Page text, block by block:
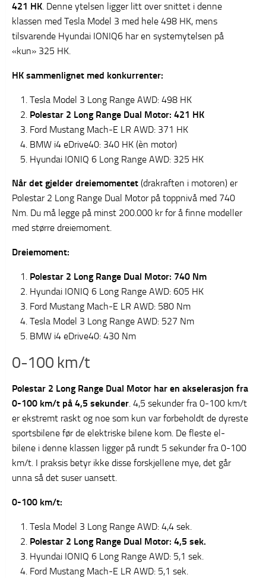
421 HK. Denne ytelsen ligger litt over snittet i denne
klassen med Tesla Model 3 med hele 498 HK, mens
tilsvarende Hyundai IONIQ6 har en systemytelsen på
«kun» 325 HK.
HK sammenlignet med konkurrenter:
Tesla Model 3 Long Range AWD: 498 HK
Polestar 2 Long Range Dual Motor: 421 HK
Ford Mustang Mach-E LR AWD: 371 HK
BMW i4 eDrive40: 340 HK (èn motor)
Hyundai IONIQ 6 Long Range AWD: 325 HK
Når det gjelder dreiemomentet (drakraften i motoren) er
Polestar 2 Long Range Dual Motor på toppnivå med 740
Nm. Du må legge på minst 200.000 kr for å finne modeller
med større dreiemoment.
Dreiemoment:
Polestar 2 Long Range Dual Motor: 740 Nm
Hyundai IONIQ 6 Long Range AWD: 605 HK
Ford Mustang Mach-E LR AWD: 580 Nm
Tesla Model 3 Long Range AWD: 527 Nm
BMW i4 eDrive40: 430 Nm
0-100 km/t
Polestar 2 Long Range Dual Motor har en akselerasjon fra
0-100 km/t på 4,5 sekunder. 4,5 sekunder fra 0-100 km/t
er ekstremt raskt og noe som kun var forbeholdt de dyreste
sportsbilene før de elektriske bilene kom. De fleste el-
bilene i denne klassen ligger på rundt 5 sekunder fra 0-100
km/t. I praksis betyr ikke disse forskjellene mye, det går
unna så det suser uansett.
0-100 km/t:
Tesla Model 3 Long Range AWD: 4,4 sek.
Polestar 2 Long Range Dual Motor: 4,5 sek.
Hyundai IONIQ 6 Long Range AWD: 5,1 sek.
Ford Mustang Mach-E LR AWD: 5,1 sek.